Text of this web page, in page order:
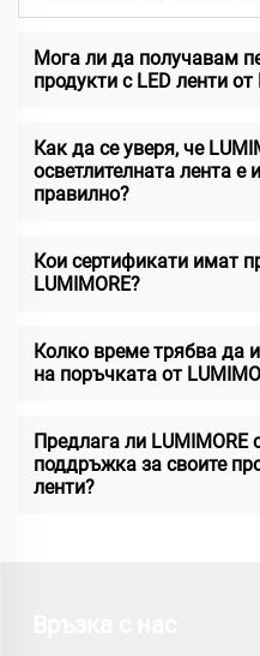
Мога ли да получавам
продукти с LED ленти от
Как да се уверя, че
осветлителната лента е
правилно?
Кои сертификати имат
LUMIMORE?
Колко време трябва да
на поръчката от
Предлага ли
поддръжка за своите
ленти?